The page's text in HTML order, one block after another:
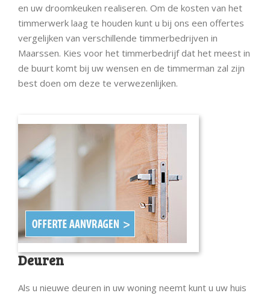
en uw droomkeuken realiseren. Om de kosten van het
timmerwerk laag te houden kunt u bij ons een offertes
vergelijken van verschillende timmerbedrijven in
Maarssen. Kies voor het timmerbedrijf dat het meest in
de buurt komt bij uw wensen en de timmerman zal zijn
best doen om deze te verwezenlijken.
Deuren
Als u nieuwe deuren in uw woning neemt kunt u uw huis